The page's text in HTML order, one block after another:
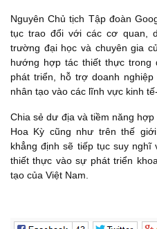
Nguyên Chủ tịch Tập đoàn
tục trao đổi với các cơ quan,
trường đại học và chuyên gia
hướng hợp tác thiết thực
phát triển, hỗ trợ doanh
nhân tạo vào các lĩnh vực kinh
Chia sẻ dư địa và tiềm năng
Hoa Kỳ cũng như trên thế
khẳng định sẽ tiếp tục suy
thiết thực vào sự phát triển
tạo của Việt Nam.